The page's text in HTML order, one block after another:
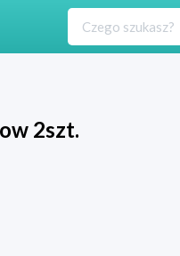
2szt.